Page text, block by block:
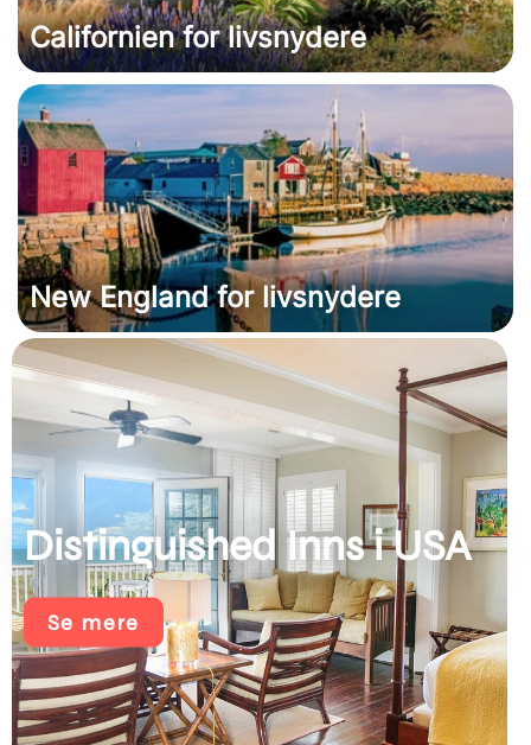
Californien for livsnydere
New England for livsnydere
Distinguished Inns i USA
Se mere